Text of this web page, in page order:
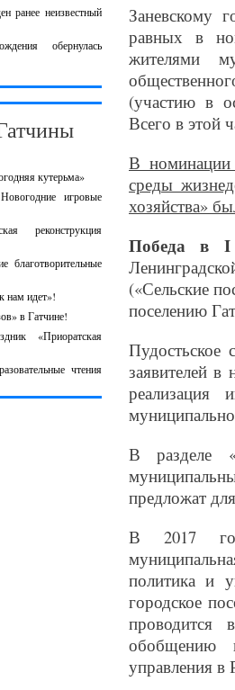
ранее неизвестный
обернулась
кутерьма»
Новогодние игровые
реконструкция
благотворительные
нам идет»!
в Гатчине!
«Приоратская
чтения
Заневскому
равных в
жителями
(участию в
Всего в этой
В номинации
среды
хозяйства»
Победа в I
(«Сельские
поселению
Пудостьское
заявителей
реализация
В разделе
предложат
В 2017
политика и
городское
проводится
обобщению
управления в